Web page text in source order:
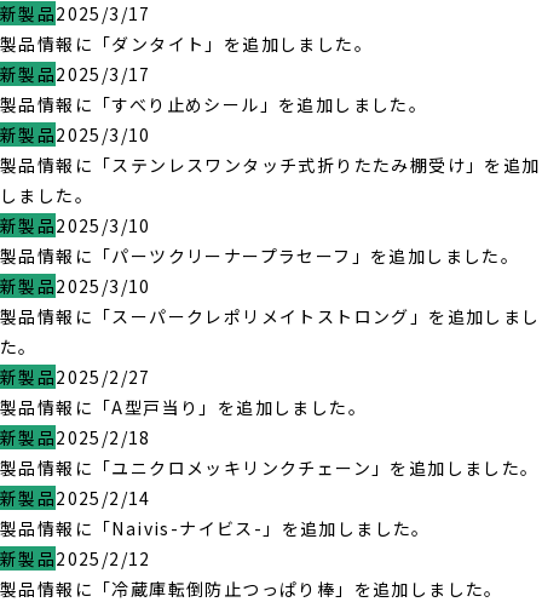
新製品2025/3/17
製品情報に「ダンタイト」を追加しました。
新製品2025/3/17
製品情報に「すべり止めシール」を追加しました。
新製品2025/3/10
製品情報に「ステンレスワンタッチ式折りたたみ棚受け」を追加
しました。
新製品2025/3/10
製品情報に「パーツクリーナープラセーフ」を追加しました。
新製品2025/3/10
製品情報に「スーパークレポリメイトストロング」を追加しまし
た。
新製品2025/2/27
製品情報に「A型戸当り」を追加しました。
新製品2025/2/18
製品情報に「ユニクロメッキリンクチェーン」を追加しました。
新製品2025/2/14
製品情報に「Naivis-ナイビス-」を追加しました。
新製品2025/2/12
製品情報に「冷蔵庫転倒防止つっぱり棒」を追加しました。